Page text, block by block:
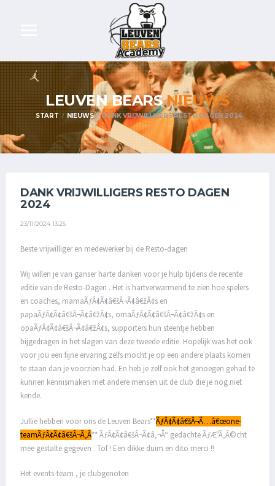
LEUVEN BEARSNIEUWS
START NIEUWS DANK VRIJWILLIGERS RESTO DAGEN 2024
DANK VRIJWILLIGERS RESTO DAGEN
2024
23/11/2024 13:25
Beste vrijwilliger en medewerker bij de Resto-dagen
Wij willen je van ganser harte danken voor je hulp tijdens de recente
editie van de Resto-Dagen . Het is hartverwarmend te zien hoe spelers
en coaches, mamaÃƒÂ¢Ã¢â€šÂ¬Ã¢â€žÂ¢s en
papaÃƒÂ¢Ã¢â€šÂ¬Ã¢â€žÂ¢s, omaÃƒÂ¢Ã¢â€šÂ¬Ã¢â€žÂ¢s en
opaÃƒÂ¢Ã¢â€šÂ¬Ã¢â€žÂ¢s, supporters hun steentje hebben
bijgedragen in het slagen van deze tweede editie. Hopelijk was het ook
voor jou een fijne ervaring zelfs mocht je op een andere plaats komen
te staan dan je voorzien had. En heb je zelf ook het genoegen gehad te
kunnen kennismaken met andere mensen uit de club die je nog niet
kende.
Jullie hebben voor ons de Leuven Bears**ÃƒÂ¢Ã¢â€šÂ¬Ã…â€œone-
teamÃƒÂ¢Ã¢â€šÂ¬Ã‚Â** ÃƒÂ¢Ã¢â€šÂ¬Ã¢â‚¬Å“ gedachte ÃƒÆ’Ã‚Â©cht
mee gestalte gegeven . Tof ! Een dikke duim en dito merci !!
Het events-team , je clubgenoten